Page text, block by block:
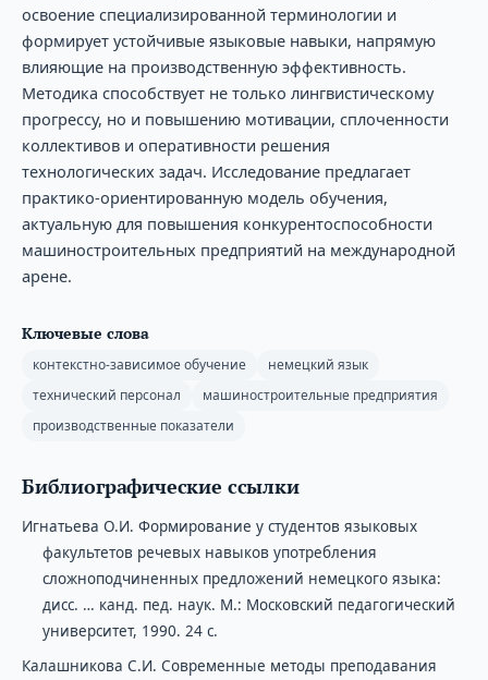
освоение специализированной терминологии и
формирует устойчивые языковые навыки, напрямую
влияющие на производственную эффективность.
Методика способствует не только лингвистическому
прогрессу, но и повышению мотивации, сплоченности
коллективов и оперативности решения
технологических задач. Исследование предлагает
практико-ориентированную модель обучения,
актуальную для повышения конкурентоспособности
машиностроительных предприятий на международной
арене.
Ключевые слова
контекстно-зависимое обучение
немецкий язык
технический персонал
машиностроительные предприятия
производственные показатели
Библиографические ссылки
Игнатьева О.И. Формирование у студентов языковых
факультетов речевых навыков употребления
сложноподчиненных предложений немецкого языка:
дисс. … канд. пед. наук. М.: Московский педагогический
университет, 1990. 24 с.
Калашникова С.И. Современные методы преподавания